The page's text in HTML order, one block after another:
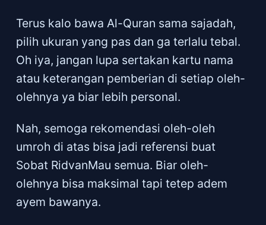
Terus kalo bawa Al-Quran sama sajadah,
pilih ukuran yang pas dan ga terlalu tebal.
Oh iya, jangan lupa sertakan kartu nama
atau keterangan pemberian di setiap oleh-
olehnya ya biar lebih personal.
Nah, semoga rekomendasi oleh-oleh
umroh di atas bisa jadi referensi buat
Sobat RidvanMau semua. Biar oleh-
olehnya bisa maksimal tapi tetep adem
ayem bawanya.